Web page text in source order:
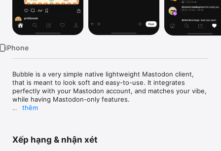
iPhone
Bubble is a very simple native lightweight Mastodon client,
that is meant to look soft and easy-to-use. It integrates
perfectly with your Mastodon account, and matches your vibe,
while having Mastodon-only features.
- All of your favorite timelines: Home, Trending, Local, and
thêm
Xếp hạng & nhận xét